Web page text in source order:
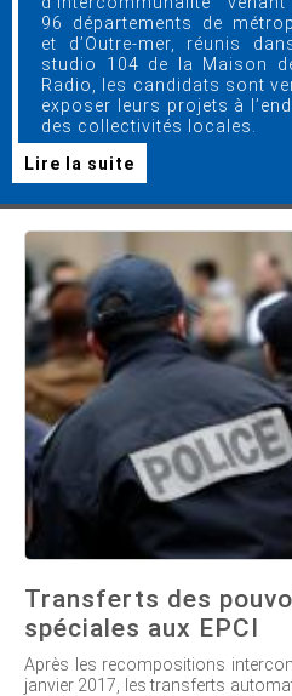
96 départements de
et d’Outre-mer, réunis
studio 104 de la Maison
Radio, les candidats sont
exposer leurs projets à
des collectivités locales.
Lire la suite
Transferts des
spéciales aux EPCI
Après les recompositions
janvier 2017, les transferts